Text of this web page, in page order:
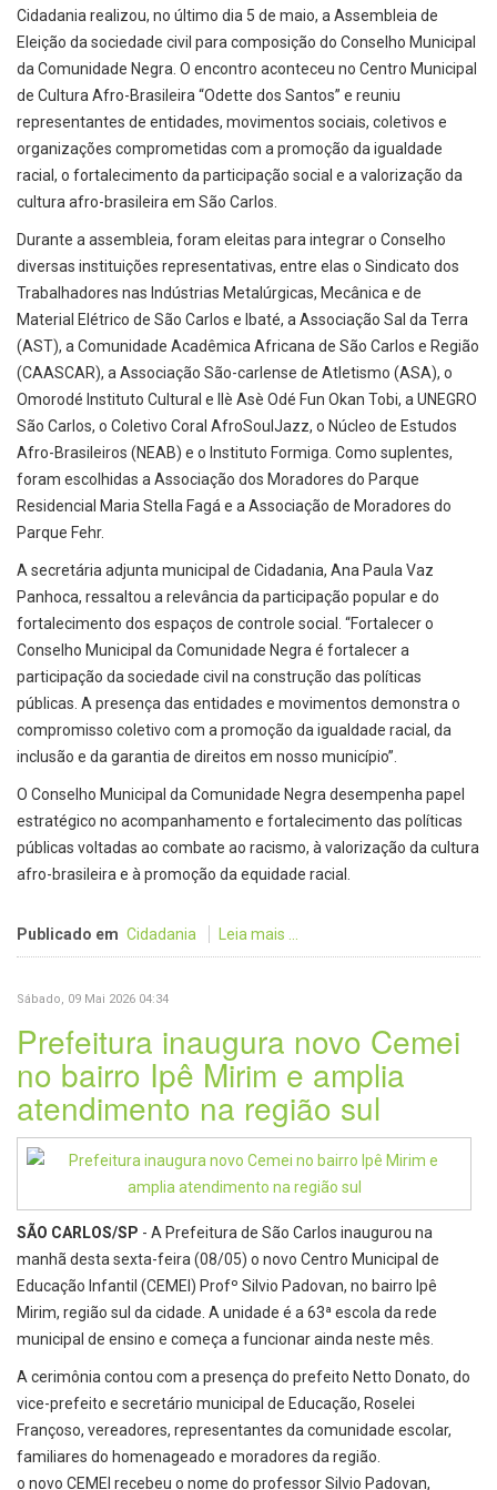
Cidadania realizou, no último dia 5 de maio, a Assembleia de
Eleição da sociedade civil para composição do Conselho Municipal
da Comunidade Negra. O encontro aconteceu no Centro Municipal
de Cultura Afro-Brasileira “Odette dos Santos” e reuniu
representantes de entidades, movimentos sociais, coletivos e
organizações comprometidas com a promoção da igualdade
racial, o fortalecimento da participação social e a valorização da
cultura afro-brasileira em São Carlos.
Durante a assembleia, foram eleitas para integrar o Conselho
diversas instituições representativas, entre elas o Sindicato dos
Trabalhadores nas Indústrias Metalúrgicas, Mecânica e de
Material Elétrico de São Carlos e Ibaté, a Associação Sal da Terra
(AST), a Comunidade Acadêmica Africana de São Carlos e Região
(CAASCAR), a Associação São-carlense de Atletismo (ASA), o
Omorodé Instituto Cultural e Ilè Asè Odé Fun Okan Tobi, a UNEGRO
São Carlos, o Coletivo Coral AfroSoulJazz, o Núcleo de Estudos
Afro-Brasileiros (NEAB) e o Instituto Formiga. Como suplentes,
foram escolhidas a Associação dos Moradores do Parque
Residencial Maria Stella Fagá e a Associação de Moradores do
Parque Fehr.
A secretária adjunta municipal de Cidadania, Ana Paula Vaz
Panhoca, ressaltou a relevância da participação popular e do
fortalecimento dos espaços de controle social. “Fortalecer o
Conselho Municipal da Comunidade Negra é fortalecer a
participação da sociedade civil na construção das políticas
públicas. A presença das entidades e movimentos demonstra o
compromisso coletivo com a promoção da igualdade racial, da
inclusão e da garantia de direitos em nosso município”.
O Conselho Municipal da Comunidade Negra desempenha papel
estratégico no acompanhamento e fortalecimento das políticas
públicas voltadas ao combate ao racismo, à valorização da cultura
afro-brasileira e à promoção da equidade racial.
Publicado em Cidadania Leia mais ...
Sábado, 09 Mai 2026 04:34
Prefeitura inaugura novo Cemei
no bairro Ipê Mirim e amplia
atendimento na região sul
SÃO CARLOS/SP - A Prefeitura de São Carlos inaugurou na
manhã desta sexta-feira (08/05) o novo Centro Municipal de
Educação Infantil (CEMEI) Profº Silvio Padovan, no bairro Ipê
Mirim, região sul da cidade. A unidade é a 63ª escola da rede
municipal de ensino e começa a funcionar ainda neste mês.
A cerimônia contou com a presença do prefeito Netto Donato, do
vice-prefeito e secretário municipal de Educação, Roselei
Françoso, vereadores, representantes da comunidade escolar,
familiares do homenageado e moradores da região.
o novo CEMEI recebeu o nome do professor Silvio Padovan,